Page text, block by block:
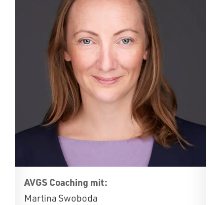
AVGS Coaching mit:
Martina Swoboda